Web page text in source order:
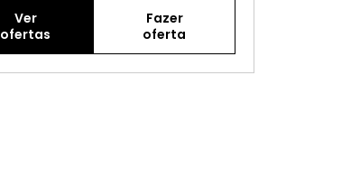
Ver
ofertas
Fazer
oferta